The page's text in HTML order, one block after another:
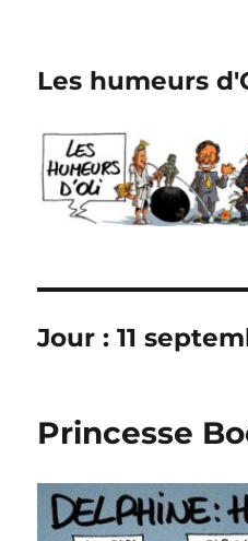
Les humeurs
Jour :11
Princesse